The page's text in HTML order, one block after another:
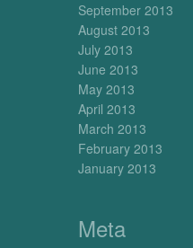
September 2013
August 2013
July 2013
June 2013
May 2013
April 2013
March 2013
February 2013
January 2013
Meta